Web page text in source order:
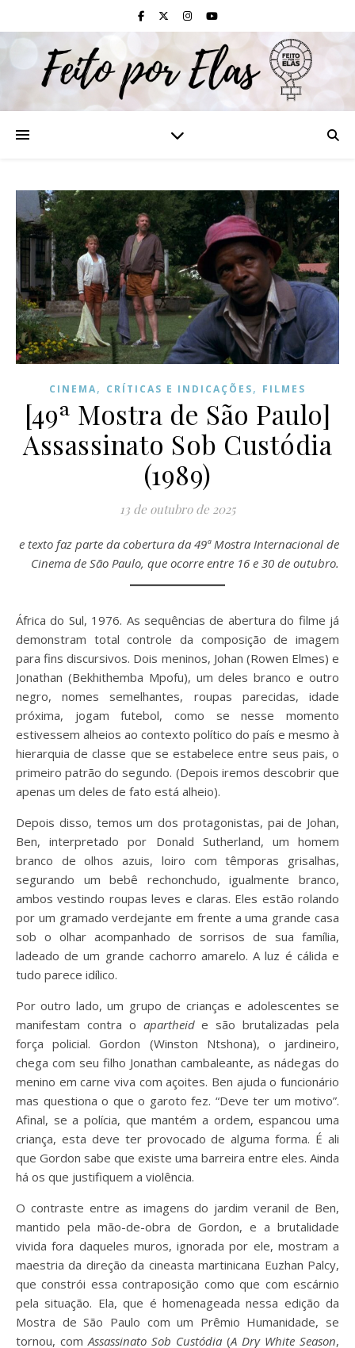
CINEMA, CRÍTICAS E INDICAÇÕES, FILMES
[49ª Mostra de São Paulo]
Assassinato Sob Custódia
(1989)
13 de outubro de 2025
e texto faz parte da cobertura da 49ª Mostra Internacional de
Cinema de São Paulo, que ocorre entre 16 e 30 de outubro.
África do Sul, 1976. As sequências de abertura do filme já
demonstram total controle da composição de imagem
para fins discursivos. Dois meninos, Johan (Rowen Elmes) e
Jonathan (Bekhithemba Mpofu), um deles branco e outro
negro, nomes semelhantes, roupas parecidas, idade
próxima, jogam futebol, como se nesse momento
estivessem alheios ao contexto político do país e mesmo à
hierarquia de classe que se estabelece entre seus pais, o
primeiro patrão do segundo. (Depois iremos descobrir que
apenas um deles de fato está alheio).
Depois disso, temos um dos protagonistas, pai de Johan,
Ben, interpretado por Donald Sutherland, um homem
branco de olhos azuis, loiro com têmporas grisalhas,
segurando um bebê rechonchudo, igualmente branco,
ambos vestindo roupas leves e claras. Eles estão rolando
por um gramado verdejante em frente a uma grande casa
sob o olhar acompanhado de sorrisos de sua família,
ladeado de um grande cachorro amarelo. A luz é cálida e
tudo parece idílico.
Por outro lado, um grupo de crianças e adolescentes se
manifestam contra o apartheide são brutalizadas pela
força policial. Gordon (Winston Ntshona), o jardineiro,
chega com seu filho Jonathan cambaleante, as nádegas do
menino em carne viva com açoites. Ben ajuda o funcionário
mas questiona o que o garoto fez. “Deve ter um motivo”.
Afinal, se a polícia, que mantém a ordem, espancou uma
criança, esta deve ter provocado de alguma forma. É ali
que Gordon sabe que existe uma barreira entre eles. Ainda
há os que justifiquem a violência.
O contraste entre as imagens do jardim veranil de Ben,
mantido pela mão-de-obra de Gordon, e a brutalidade
vivida fora daqueles muros, ignorada por ele, mostram a
maestria da direção da cineasta martinicana Euzhan Palcy,
que constrói essa contraposição como que com escárnio
pela situação. Ela, que é homenageada nessa edição da
Mostra de São Paulo com um Prêmio Humanidade, se
tornou, comAssassinato Sob Custódia (A Dry White Season,